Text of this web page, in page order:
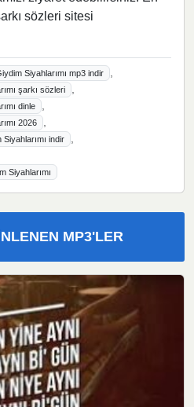
sözleri sitesi
Siyahlarımı mp3 indir
şarkı sözleri
dinle
2026
indir
Siyahlarımı
MP3'LER